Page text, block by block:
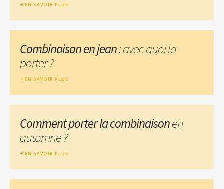
EN SAVOIR PLUS
Combinaison en jean: avec quoi la
porter ?
EN SAVOIR PLUS
Comment porter la combinaisonen
automne ?
EN SAVOIR PLUS